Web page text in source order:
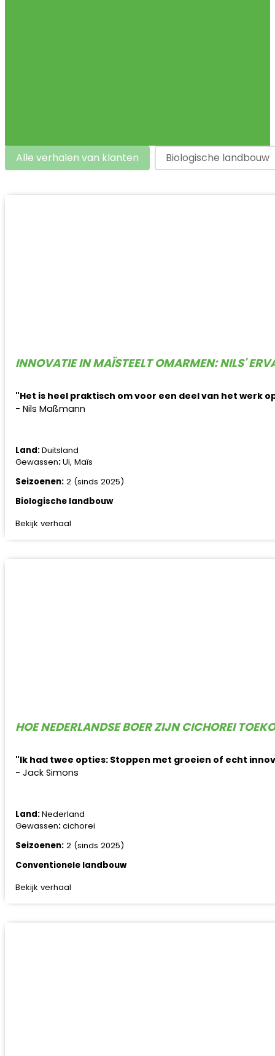
Klantverhalen
Alle verhalen van klanten Biologische landbouw
INNOVATIE IN MAÏSTEELT OMARMEN: NILS'
"Het is heel praktisch om voor een deel van het werk
- Nils Maßmann
Land:Duitsland
Gewassen:Ui, Maïs
Seizoenen:2 (sinds 2025)
Biologische landbouw
Bekijk verhaal
HOE NEDERLANDSE BOER ZIJN CICHOREI
"Ik had twee opties: Stoppen met groeien of echt
- Jack Simons
Land:Nederland
Gewassen:cichorei
Seizoenen:2 (sinds 2025)
Conventionele landbouw
Bekijk verhaal